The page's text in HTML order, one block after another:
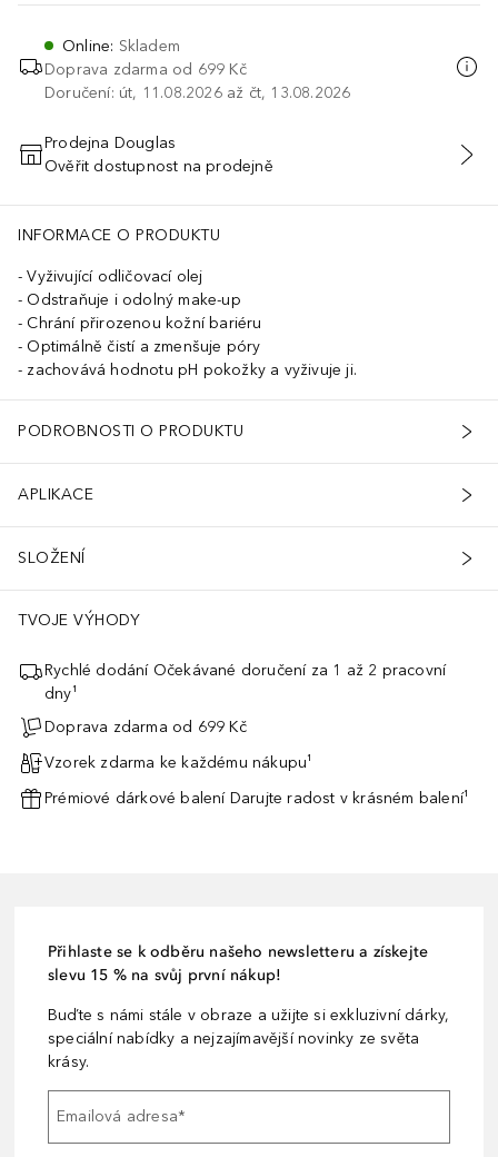
Online: Skladem
Doprava zdarma od 699 Kč
Doručení: út, 11.08.2026 až čt, 13.08.2026
PŘIDAT DO KOŠÍKU
Prodejna Douglas
Ověřit dostupnost na prodejně
INFORMACE O PRODUKTU
Vyživující odličovací olej
Odstraňuje i odolný make-up
Chrání přirozenou kožní bariéru
Optimálně čistí a zmenšuje póry
zachovává hodnotu pH pokožky a vyživuje ji.
PODROBNOSTI O PRODUKTU
APLIKACE
SLOŽENÍ
TVOJE VÝHODY
Rychlé dodání Očekávané doručení za 1 až 2 pracovní
dny¹
Doprava zdarma od 699 Kč
Vzorek zdarma ke každému nákupu¹
Prémiové dárkové balení Darujte radost v krásném balení¹
Přihlaste se k odběru našeho newsletteru a získejte
slevu 15 % na svůj první nákup!
Buďte s námi stále v obraze a užijte si exkluzivní dárky,
speciální nabídky a nejzajímavější novinky ze světa
krásy.
Emailová adresa*